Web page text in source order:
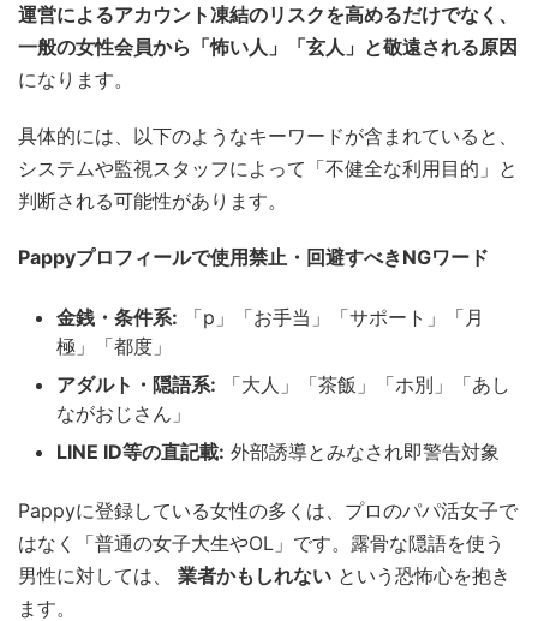
運営によるアカウント凍結のリスクを高めるだけでなく、
一般の女性会員から「怖い人」「玄人」と敬遠される原因
になります。
具体的には、以下のようなキーワードが含まれていると、
システムや監視スタッフによって「不健全な利用目的」と
判断される可能性があります。
Pappyプロフィールで使用禁止・回避すべきNGワード
金銭・条件系: 「p」「お手当」「サポート」「月
極」「都度」
アダルト・隠語系: 「大人」「茶飯」「ホ別」「あし
ながおじさん」
LINE ID等の直記載: 外部誘導とみなされ即警告対象
Pappyに登録している女性の多くは、プロのパパ活女子で
はなく「普通の女子大生やOL」です。露骨な隠語を使う
男性に対しては、 業者かもしれない という恐怖心を抱き
ます。